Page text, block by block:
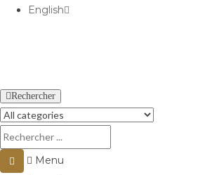
English
Rechercher
Menu